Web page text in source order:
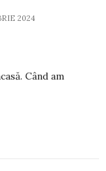
2024
Când am